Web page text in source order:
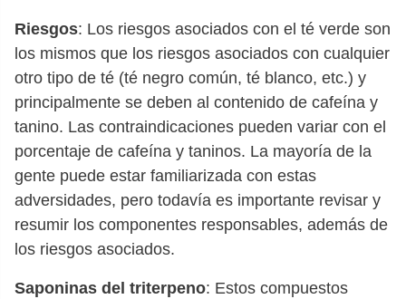
Riesgos: Los riesgos asociados con el té verde son
los mismos que los riesgos asociados con cualquier
otro tipo de té (té negro común, té blanco, etc.) y
principalmente se deben al contenido de cafeína y
tanino. Las contraindicaciones pueden variar con el
porcentaje de cafeína y taninos. La mayoría de la
gente puede estar familiarizada con estas
adversidades, pero todavía es importante revisar y
resumir los componentes responsables, además de
los riesgos asociados.
Saponinas del triterpeno: Estos compuestos